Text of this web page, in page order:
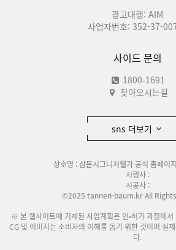
광고대행: AIM
사업자번호: 352-37-
사이드 문의
1800-1691
찾아오시는길
sns 더보기
상호명 : 삼문시그니처웰가 공식 홈페이
시행사 :
시공사 :
©2025 tannen-baum.kr All
※ 본 웹사이트에 기재된 사업계획은 인•허가 과정에
CG 및 이미지는 소비자의 이해를 돕기 위한 것이며 실
다.